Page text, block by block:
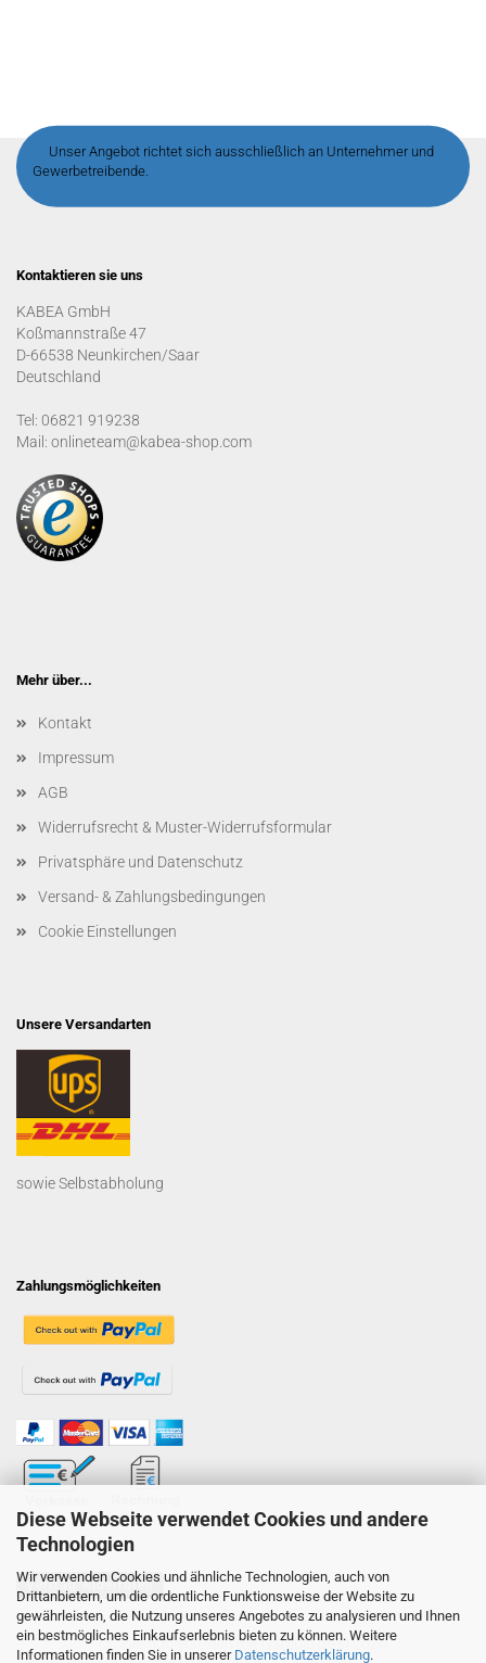
Diese Webseite verwendet Cookies und andere
Technologien
Wir verwenden Cookies und ähnliche Technologien, auch von
Drittanbietern, um die ordentliche Funktionsweise der Website zu
gewährleisten, die Nutzung unseres Angebotes zu analysieren und Ihnen
ein bestmögliches Einkaufserlebnis bieten zu können. Weitere
Informationen finden Sie in unserer Datenschutzerklärung.
Unser Angebot richtet sich ausschließlich an Unternehmer und
Gewerbetreibende.
Kontaktieren sie uns
KABEA GmbH
Koßmannstraße 47
D-66538 Neunkirchen/Saar
Deutschland
Tel: 06821 919238
Mail: onlineteam@kabea-shop.com
Mehr über...
Kontakt
Impressum
AGB
Widerrufsrecht & Muster-Widerrufsformular
Privatsphäre und Datenschutz
Versand- & Zahlungsbedingungen
Cookie Einstellungen
Unsere Versandarten
sowie Selbstabholung
Zahlungsmöglichkeiten
Vertrag widerrufen
Onlineshop erstellenmit Gambio.de © 2026